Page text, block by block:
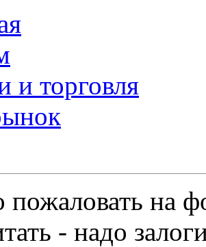
и торговля
пожаловать на
- надо